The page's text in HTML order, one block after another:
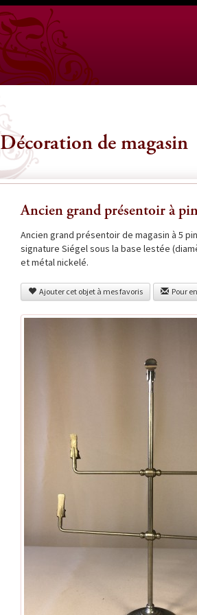
Décoration de magasin
Ancien grand présentoir à
Ancien grand présentoir de magasin à 5
signature Siégel sous la base lestée
et métal nickelé.
Ajouter cet objet à mes favoris Pour